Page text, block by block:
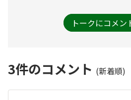
トークにコメン
3件のコメント (新着順)